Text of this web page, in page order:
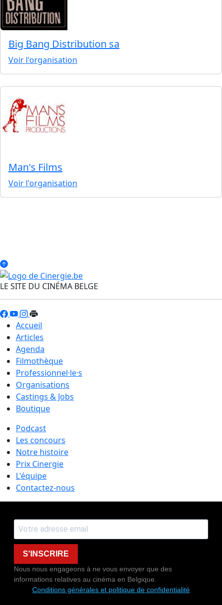
Big Bang Distribution sa
Voir l'organisation
Man's Films
Voir l'organisation
LE SITE DU CINÉMA BELGE
Accueil
Articles
Agenda
Filmothèque
Professionnel·le·s
Organisations
Castings & Jobs
Boutique
Podcast
Les concours
Notre histoire
Prix Cinergie
L'équipe
Contactez-nous
S'INSCRIRE
Nous nous engageons à ne vous envoyer que des
informations relatives au cinéma en Belgique.
Conditions générales et politique de confidentialité